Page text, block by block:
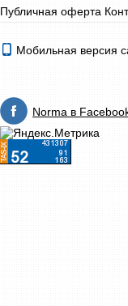
Публичная оферта
Мобильная версия
Norma в